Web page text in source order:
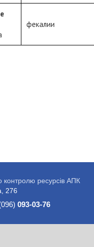
фекалии
контролю ресурсів АПК
276
093-03-76